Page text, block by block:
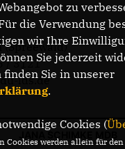
(Spreewald)
/ 3121
lds.de
zu
die Verwendung
wir Ihre
Sie jederzeit
Sie in unserer
.
Cookies (
Cookies werden allein für den